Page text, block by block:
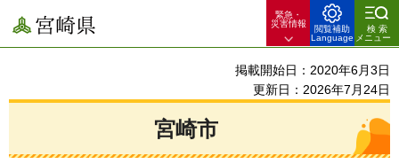
宮崎県
緊急・
災害情報
閲覧補助
Language
検索
メニュー
掲載開始日：2020年6月3日
更新日：2026年7月24日
宮崎市